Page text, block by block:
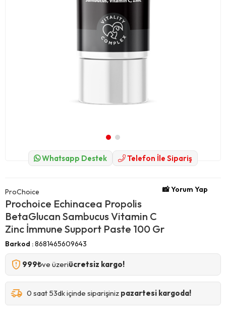
Whatsapp Destek Telefon İle Sipariş
ProChoice
Prochoice Echinacea Propolis
BetaGlucan Sambucus Vitamin C
Zinc İmmune Support Paste 100 Gr
📸 Yorum Yap
Barkod :8681465609643
999₺ve üzeriücretsiz kargo!
0 saat 53dk içinde siparişiniz pazartesi kargoda!